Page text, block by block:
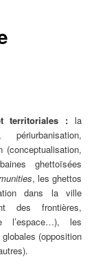
territoriales : la
périurbanisation,
ghettoïsées
, les ghettos
dans la ville
des frontières,
l’espace…), les
(opposition